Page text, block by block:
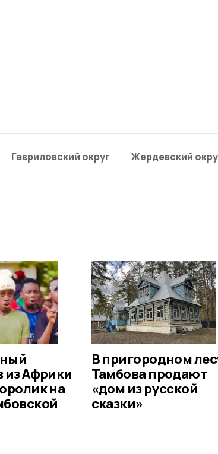
Гавриловский округ Жердевский
из Африки
на
В пригородном
Тамбова продают
«дом из русской
сказки»